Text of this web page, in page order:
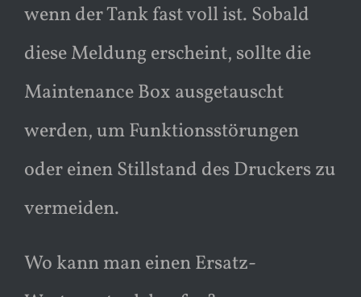
wenn der Tank fast voll ist. Sobald
diese Meldung erscheint, sollte die
Maintenance Box ausgetauscht
werden, um Funktionsstörungen
oder einen Stillstand des Druckers zu
vermeiden.
Wo kann man einen Ersatz-